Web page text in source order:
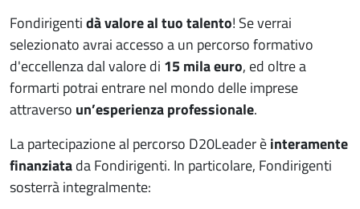
Fondirigentidà valore al tuo talento! Se verrai
selezionato avrai accesso a un percorso formativo
d'eccellenza dal valore di 15 mila euro, ed oltre a
formarti potrai entrare nel mondo delle imprese
attraverso un’esperienza professionale.
La partecipazione al percorso D20Leader èinteramente
finanziatada Fondirigenti. In particolare, Fondirigenti
sosterrà integralmente: